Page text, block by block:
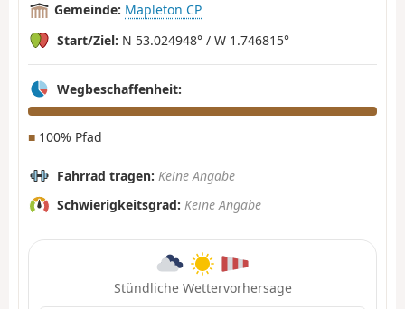
Gemeinde: Mapleton CP
Start/Ziel: N 53.024948° / W 1.746815°
Wegbeschaffenheit:
■ 100% Pfad
Fahrrad tragen: Keine Angabe
Schwierigkeitsgrad: Keine Angabe
Stündliche Wettervorhersage